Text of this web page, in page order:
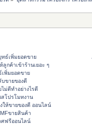
ทธ์เพิ่มยอดขาย
ลูกค้าเข้าร้านเยอะ ๆ
เพิ่มยอดขาย
บขายของดี
ม่ดีทำอย่างไรดี
สโปรโมทงาน
ให้ขายของดี ออนไลน์
ขายสินค้า
ศฟรีออนไลน์